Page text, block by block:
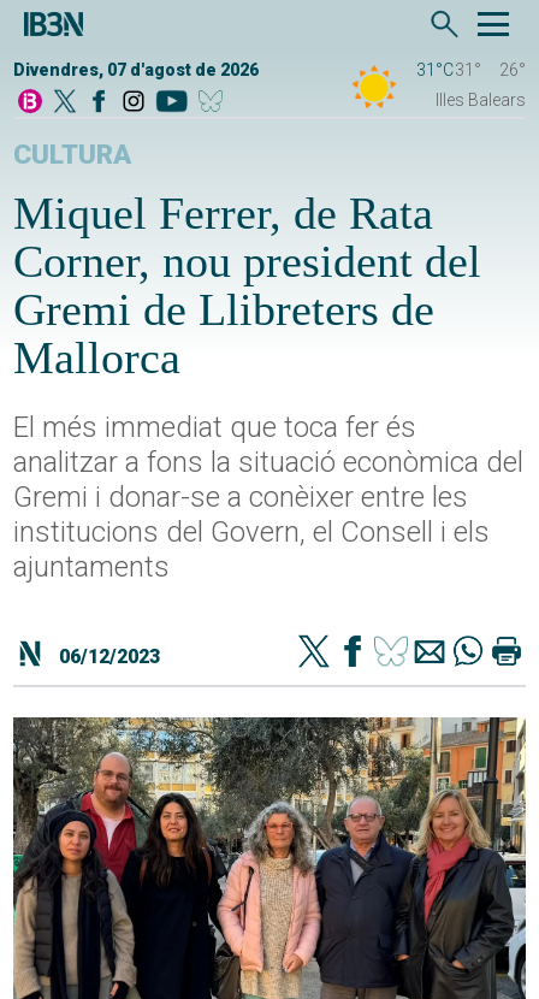
Divendres, 07 d'agost de 2026 31°C31°
26°
Illes Balears
CULTURA
Miquel Ferrer, de Rata
Corner, nou president del
Gremi de Llibreters de
Mallorca
El més immediat que toca fer és
analitzar a fons la situació econòmica del
Gremi i donar-se a conèixer entre les
institucions del Govern, el Consell i els
ajuntaments
06/12/2023